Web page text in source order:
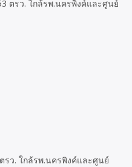
ว. ใกล้รพ.นครพิงค์และศูนย์